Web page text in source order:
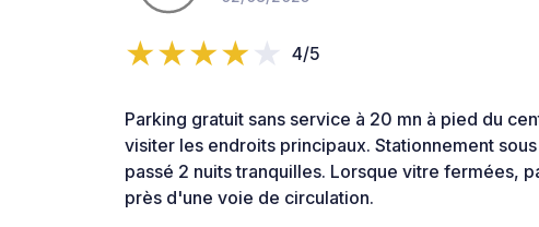
4/5
Parking gratuit sans service à 20 mn à pied du
visiter les endroits principaux. Stationnement
passé 2 nuits tranquilles. Lorsque vitre fermées,
près d'une voie de circulation.